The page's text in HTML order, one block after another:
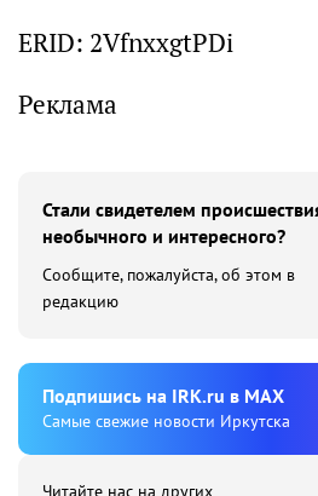
ERID: 2VfnxxgtPDi
Реклама
Стали свидетелем
необычного и интересного?
Сообщите, пожалуйста, об этом в
редакцию
Подпишиcь на IRK.ru в MAX
Cамые свежие новости Иркутска
Читайте нас на других